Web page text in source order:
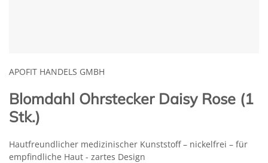
APOFIT HANDELS GMBH
Blomdahl Ohrstecker Daisy Rose (1
Stk.)
Hautfreundlicher medizinischer Kunststoff – nickelfrei – für
empfindliche Haut - zartes Design